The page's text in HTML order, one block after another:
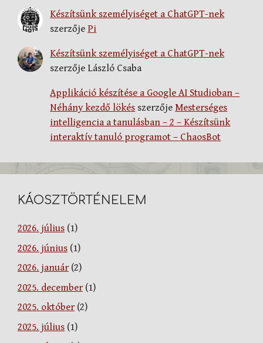
Készítsünk személyiséget a ChatGPT-nek
szerzője Pi
Készítsünk személyiséget a ChatGPT-nek
szerzője László Csaba
Applikáció készítése a Google AI Studioban –
Néhány kezdő lökés szerzőjeMesterséges
intelligencia a tanulásban – 2 – Készítsünk
interaktív tanuló programot – ChaosBot
KÁOSZTÖRTÉNELEM
2026. július (1)
2026. június (1)
2026. január(2)
2025. december(1)
2025. október(2)
2025. július (1)